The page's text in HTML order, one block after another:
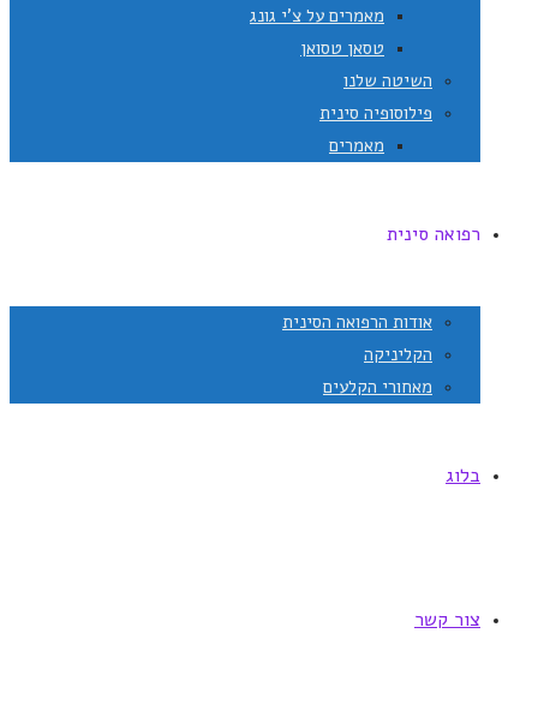
מאמרים על צ'י גונג
טסאן טסואן
השיטה שלנו
פילוסופיה סינית
מאמרים
רפואה סינית
אודות הרפואה הסינית
הקליניקה
מאחורי הקלעים
בלוג
צור קשר